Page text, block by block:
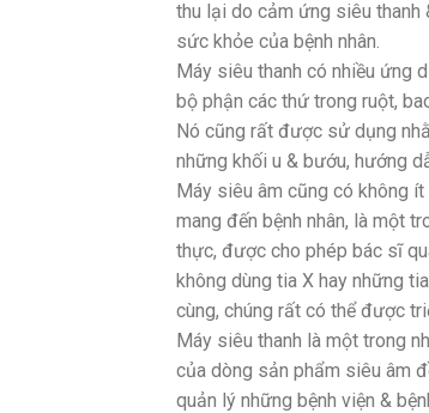
thu lại do cảm ứng siêu thanh
sức khỏe của bệnh nhân.
Máy siêu thanh có nhiều ứng
bộ phận các thứ trong ruột,
Nó cũng rất được sử dụng
những khối u & bướu, hướng
Máy siêu âm cũng có không
mang đến bệnh nhân, là một
thực, được cho phép bác sĩ
không dùng tia X hay những
cùng, chúng rất có thể được
Máy siêu thanh là một trong
của dòng sản phẩm siêu âm
quản lý những bệnh viện &